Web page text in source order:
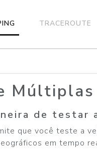
TRACEROUTE
Múltiplas
de testar
que você teste a
em tempo